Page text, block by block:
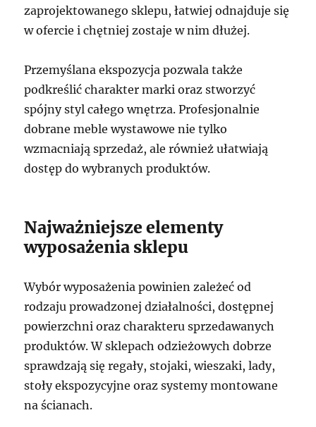
zaprojektowanego sklepu, łatwiej odnajduje się
w ofercie i chętniej zostaje w nim dłużej.
Przemyślana ekspozycja pozwala także
podkreślić charakter marki oraz stworzyć
spójny styl całego wnętrza. Profesjonalnie
dobrane meble wystawowe nie tylko
wzmacniają sprzedaż, ale również ułatwiają
dostęp do wybranych produktów.
Najważniejsze elementy
wyposażenia sklepu
Wybór wyposażenia powinien zależeć od
rodzaju prowadzonej działalności, dostępnej
powierzchni oraz charakteru sprzedawanych
produktów. W sklepach odzieżowych dobrze
sprawdzają się regały, stojaki, wieszaki, lady,
stoły ekspozycyjne oraz systemy montowane
na ścianach.